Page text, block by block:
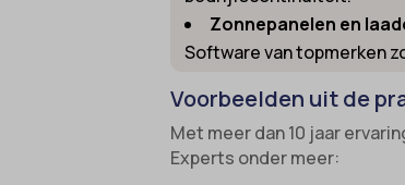
Zonnepanelen en
Software van topmerken
Voorbeelden uit de
Met meer dan 10 jaar
Experts onder meer: